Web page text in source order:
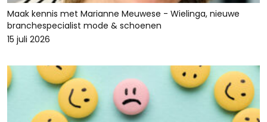
Maak kennis met Marianne Meuwese - Wielinga, nieuwe
branchespecialist mode & schoenen
15 juli 2026